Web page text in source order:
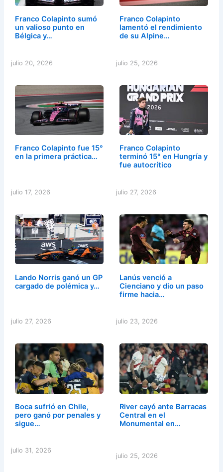
Franco Colapinto sumó
un valioso punto en
Bélgica y…
julio 20, 2026
Franco Colapinto
lamentó el rendimiento
de su Alpine…
julio 25, 2026
Franco Colapinto fue 15°
en la primera práctica…
julio 17, 2026
Franco Colapinto
terminó 15° en Hungría y
fue autocrítico
julio 27, 2026
Lando Norris ganó un GP
cargado de polémica y…
julio 27, 2026
Lanús venció a
Cienciano y dio un paso
firme hacia…
julio 23, 2026
Boca sufrió en Chile,
pero ganó por penales y
sigue…
julio 31, 2026
River cayó ante Barracas
Central en el
Monumental en…
julio 25, 2026